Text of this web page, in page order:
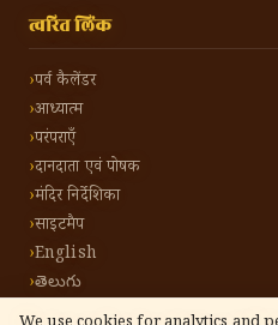
त्वरित लिंक
पर्व कैलेंडर
आध्यात्म
परंपराएँ
दानदाता एवं पोषक
मंदिर निर्देशिका
साइटमैप
English
తెలుగు